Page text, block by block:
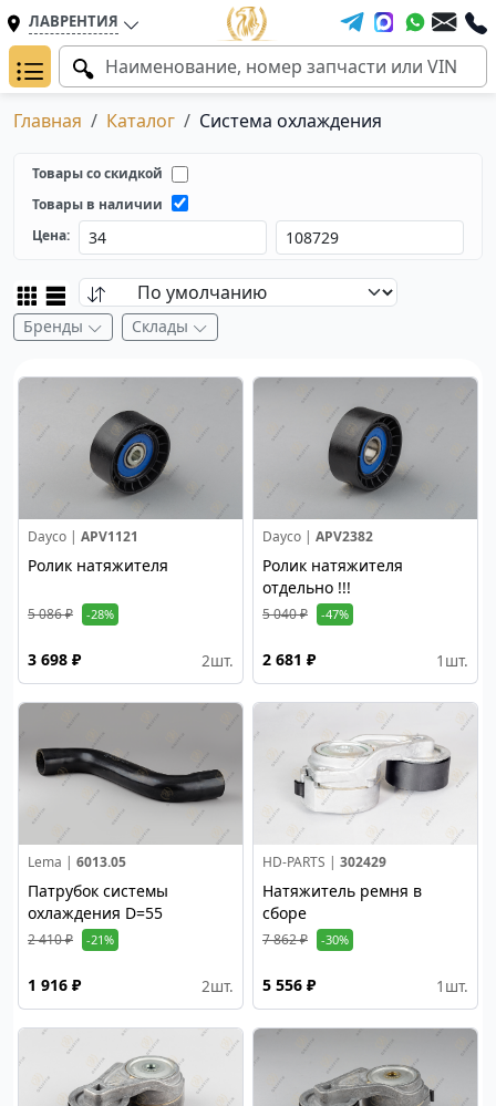
ЛАВРЕНТИЯ
Главная Каталог Система охлаждения
Товары со скидкой
Товары в наличии
Цена:
Бренды Склады
Dayco | APV1121
Ролик натяжителя
5 086 ₽ -28%
3 698 ₽ 2шт.
Dayco | APV2382
Ролик натяжителя
отдельно !!!
5 040 ₽ -47%
2 681 ₽ 1 шт.
Lema | 6013.05
Патрубок системы
охлаждения D=55
2 410 ₽ -21%
1 916 ₽ 2шт.
HD-PARTS | 302429
Натяжитель ремня в
сборе
7 862 ₽ -30%
5 556 ₽ 1 шт.